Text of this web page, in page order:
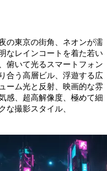
の東京の街角、ネオンが濡
なレインコートを着た若い
俯いて光るスマートフォン
合う高層ビル、浮遊する広
ーム光と反射、映画的な雰
感、超高解像度、極めて細
な撮影スタイル、